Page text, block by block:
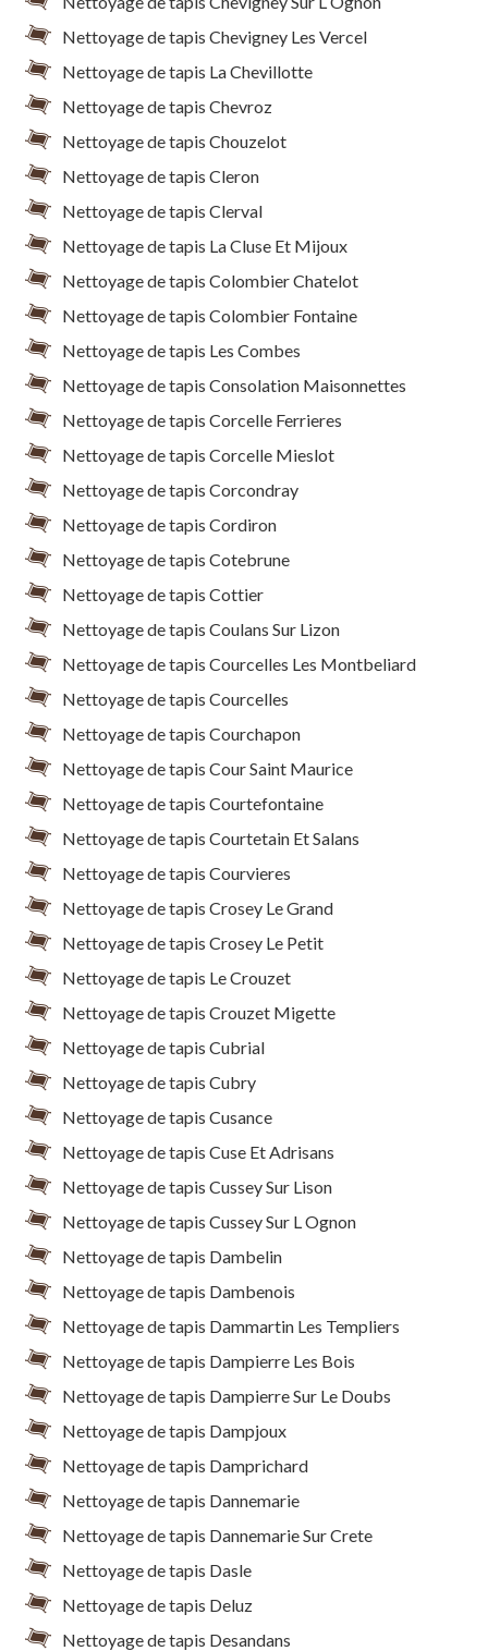
Nettoyage de tapis Chevigney Les Vercel
Nettoyage de tapis La Chevillotte
Nettoyage de tapis Chevroz
Nettoyage de tapis Chouzelot
Nettoyage de tapis Cleron
Nettoyage de tapis Clerval
Nettoyage de tapis La Cluse Et Mijoux
Nettoyage de tapis Colombier Chatelot
Nettoyage de tapis Colombier Fontaine
Nettoyage de tapis Les Combes
Nettoyage de tapis Consolation Maisonnettes
Nettoyage de tapis Corcelle Ferrieres
Nettoyage de tapis Corcelle Mieslot
Nettoyage de tapis Corcondray
Nettoyage de tapis Cordiron
Nettoyage de tapis Cotebrune
Nettoyage de tapis Cottier
Nettoyage de tapis Coulans Sur Lizon
Nettoyage de tapis Courcelles Les Montbeliard
Nettoyage de tapis Courcelles
Nettoyage de tapis Courchapon
Nettoyage de tapis Cour Saint Maurice
Nettoyage de tapis Courtefontaine
Nettoyage de tapis Courtetain Et Salans
Nettoyage de tapis Courvieres
Nettoyage de tapis Crosey Le Grand
Nettoyage de tapis Crosey Le Petit
Nettoyage de tapis Le Crouzet
Nettoyage de tapis Crouzet Migette
Nettoyage de tapis Cubrial
Nettoyage de tapis Cubry
Nettoyage de tapis Cusance
Nettoyage de tapis Cuse Et Adrisans
Nettoyage de tapis Cussey Sur Lison
Nettoyage de tapis Cussey Sur L Ognon
Nettoyage de tapis Dambelin
Nettoyage de tapis Dambenois
Nettoyage de tapis Dammartin Les Templiers
Nettoyage de tapis Dampierre Les Bois
Nettoyage de tapis Dampierre Sur Le Doubs
Nettoyage de tapis Dampjoux
Nettoyage de tapis Damprichard
Nettoyage de tapis Dannemarie
Nettoyage de tapis Dannemarie Sur Crete
Nettoyage de tapis Dasle
Nettoyage de tapis Deluz
Nettoyage de tapis Desandans